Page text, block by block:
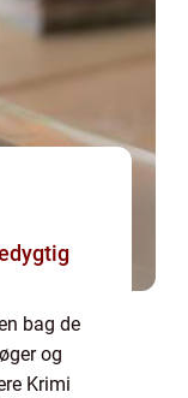
bag de
og
Krimi